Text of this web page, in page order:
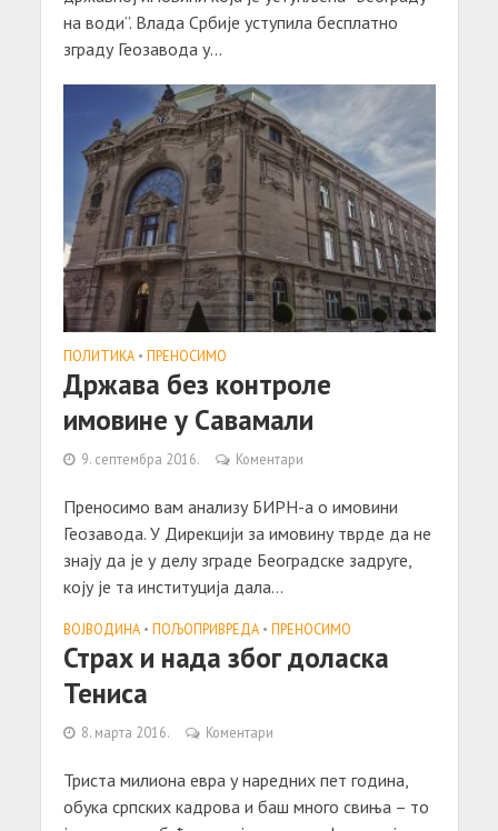
на води”. Влада Србије уступила бесплатно
зграду Геозавода у...
ПОЛИТИКА • ПРЕНОСИМО
Држава без контроле
имовине у Савамали
9. септембра 2016. Коментари
Преносимо вам анализу БИРН-а о имовини
Геозавода. У Дирекцији за имовину тврде да не
знају да је у делу зграде Београдске задруге,
коју је та институција дала...
ВОЈВОДИНА • ПОЉОПРИВРЕДА • ПРЕНОСИМО
Страх и нада због доласка
Тениса
8. марта 2016. Коментари
Триста милиона евра у наредних пет година,
обука српских кадрова и баш много свиња – то